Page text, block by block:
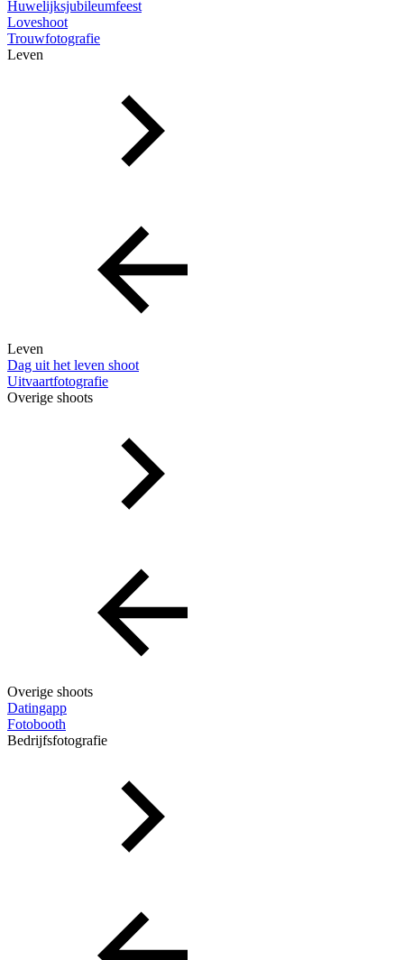
Huwelijksjubileumfeest
Loveshoot
Trouwfotografie
Leven
Leven
Dag uit het leven shoot
Uitvaartfotografie
Overige shoots
Overige shoots
Datingapp
Fotobooth
Bedrijfsfotografie